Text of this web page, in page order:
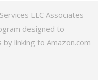
LLC Associates
designed to
linking to Amazon.com